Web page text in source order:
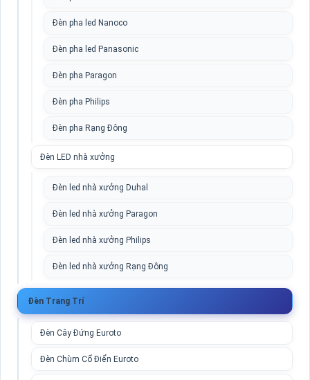
Đèn pha led Nanoco
Đèn pha led Panasonic
Đèn pha Paragon
Đèn pha Philips
Đèn pha Rạng Đông
Đèn LED nhà xưởng
Đèn led nhà xưởng Duhal
Đèn led nhà xưởng Paragon
Đèn led nhà xưởng Philips
Đèn led nhà xưởng Rạng Đông
Đèn Trang Trí
Đèn Cây Đứng Euroto
Đèn Chùm Cổ Điển Euroto